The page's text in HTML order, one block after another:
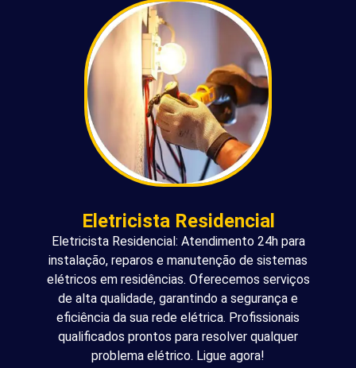
Eletricista Residencial
Eletricista Residencial: Atendimento 24h para
instalação, reparos e manutenção de sistemas
elétricos em residências. Oferecemos serviços
de alta qualidade, garantindo a segurança e
eficiência da sua rede elétrica. Profissionais
qualificados prontos para resolver qualquer
problema elétrico. Ligue agora!